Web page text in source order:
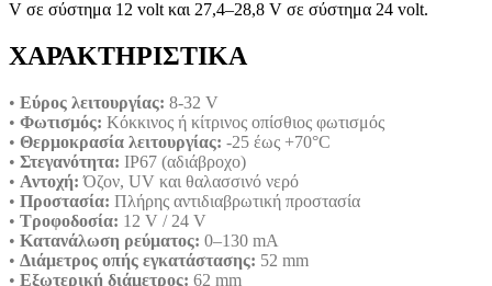
V σε σύστημα 12 volt και 27,4–28,8 V σε σύστημα 24 volt.
ΧΑΡΑΚΤΗΡΙΣΤΙΚΑ
• Εύρος λειτουργίας: 8-32 V
• Φωτισμός: Κόκκινος ή κίτρινος οπίσθιος φωτισμός
• Θερμοκρασία λειτουργίας: -25 έως +70°C
• Στεγανότητα: IP67 (αδιάβροχο)
• Αντοχή: Όζον, UV και θαλασσινό νερό
• Προστασία: Πλήρης αντιδιαβρωτική προστασία
• Τροφοδοσία: 12 V / 24 V
• Κατανάλωση ρεύματος: 0–130 mA
• Διάμετρος οπής εγκατάστασης: 52 mm
• Εξωτερική διάμετρος: 62 mm